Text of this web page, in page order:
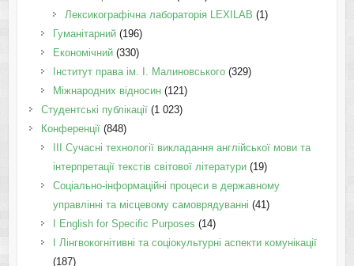
Лексикографічна лабораторія LEXILAB (1)
Гуманітарний(196)
Економічний(330)
Інститут права ім. І. Малиновського(329)
Міжнародних відносин(121)
Студентські публікації(1 023)
Конференції(848)
III Сучасні технології викладання англійської мови та
інтерпретації текстів світової літератури(19)
Соціально-інформаційні процеси в державному
управлінні та місцевому самоврядуванні (41)
І English for Specific Purposes (14)
I Лінгвокогнітивні та соціокультурні аспекти комунікації
(187)